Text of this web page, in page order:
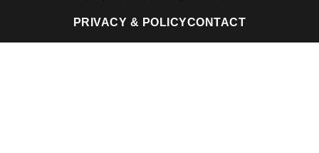
PRIVACY & POLICYCONTACT